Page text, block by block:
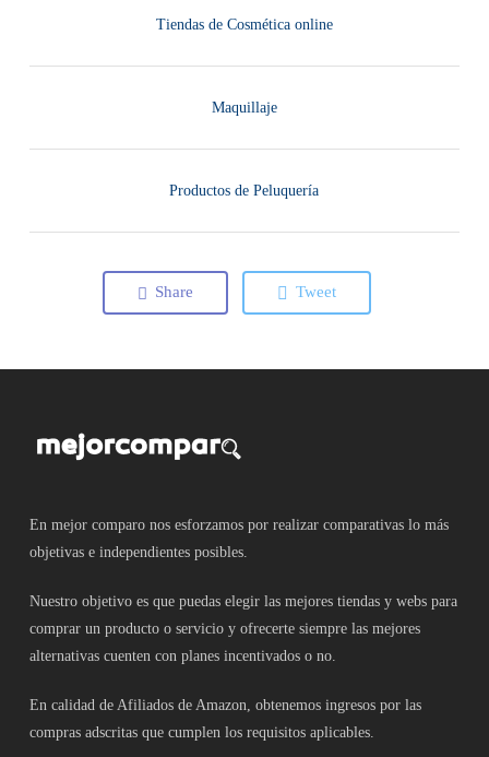
Tiendas de Cosmética online
Maquillaje
Productos de Peluquería
Share Tweet
En mejor comparo nos esforzamos por realizar comparativas lo más
objetivas e independientes posibles.
Nuestro objetivo es que puedas elegir las mejores tiendas y webs para
comprar un producto o servicio y ofrecerte siempre las mejores
alternativas cuenten con planes incentivados o no.
En calidad de Afiliados de Amazon, obtenemos ingresos por las
compras adscritas que cumplen los requisitos aplicables.